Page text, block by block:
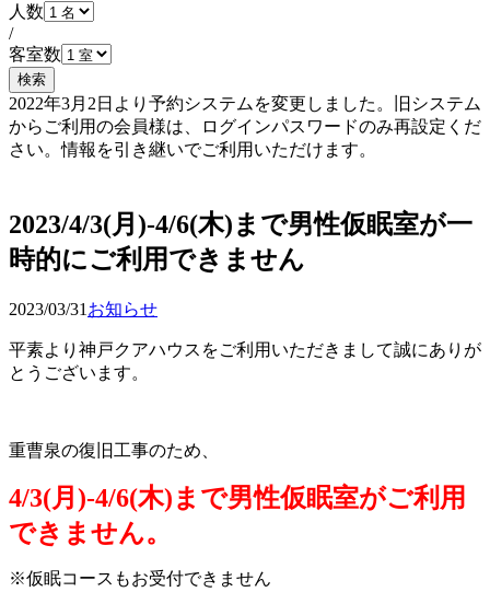
人数
/
客室数
検索
2022年3月2日より予約システムを変更しました。旧システム
からご利用の会員様は、ログインパスワードのみ再設定くだ
さい。情報を引き継いでご利用いただけます。
2023/4/3(月)-4/6(木)まで男性仮眠室が一
時的にご利用できません
2023/03/31 お知らせ
平素より神戸クアハウスをご利用いただきまして誠にありが
とうございます。
重曹泉の復旧工事のため、
4/3(月)-4/6(木)まで男性仮眠室がご利用
できません。
※仮眠コースもお受付できません